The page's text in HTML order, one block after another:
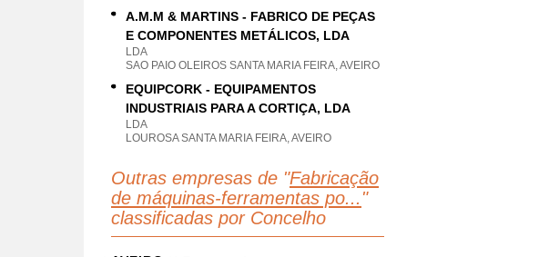
A.M.M & MARTINS - FABRICO DE PEÇAS
E COMPONENTES METÁLICOS, LDA
LDA
SAO PAIO OLEIROS SANTA MARIA FEIRA, AVEIRO
EQUIPCORK - EQUIPAMENTOS
INDUSTRIAIS PARA A CORTIÇA, LDA
LDA
LOUROSA SANTA MARIA FEIRA, AVEIRO
Outras empresas de "Fabricação
de máquinas-ferramentas po... "
classificadas por Concelho